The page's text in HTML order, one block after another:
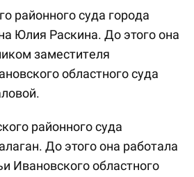
районного суда города
Юлия Раскина. До этого она
заместителя
областного суда
районного суда
До этого она работала
Ивановского областного